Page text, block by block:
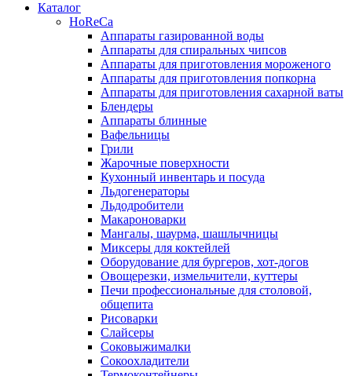
Каталог
HoReCa
Аппараты газированной воды
Аппараты для спиральных чипсов
Аппараты для приготовления мороженого
Аппараты для приготовления попкорна
Аппараты для приготовления сахарной ваты
Блендеры
Аппараты блинные
Вафельницы
Грили
Жарочные поверхности
Кухонный инвентарь и посуда
Льдогенераторы
Льдодробители
Макароноварки
Мангалы, шаурма, шашлычницы
Миксеры для коктейлей
Оборудование для бургеров, хот-догов
Овощерезки, измельчители, куттеры
Печи профессиональные для столовой,
общепита
Рисоварки
Слайсеры
Соковыжималки
Сокоохладители